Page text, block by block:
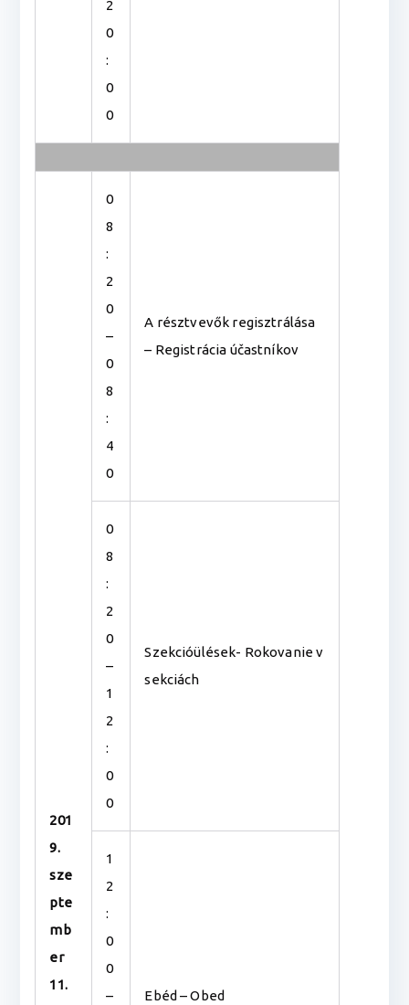
2
0
:
0
0
201
9.
sze
pte
mb
er
11.
0
8
:
2
0
–
0
8
:
4
0
A résztvevők regisztrálása
– Registrácia účastníkov
0
8
:
2
0
–
1
2
:
0
0
Szekcióülések- Rokovanie v
sekciách
1
2
:
0
0
–
Ebéd – Obed